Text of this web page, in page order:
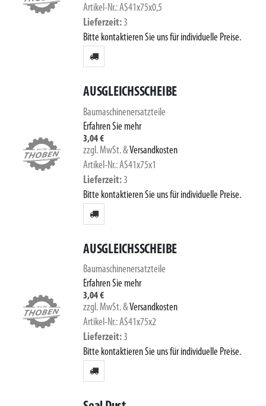
Artikel-Nr.: AS41x75x0,5
Lieferzeit 3
Bitte kontaktieren Sie uns für individuelle Preise.
AUSGLEICHSSCHEIBE
Baumaschinenersatzteile
Erfahren Sie mehr
3,04 €
zzgl. MwSt.&Versandkosten
Artikel-Nr.: AS41x75x1
Lieferzeit 3
Bitte kontaktieren Sie uns für individuelle Preise.
AUSGLEICHSSCHEIBE
Baumaschinenersatzteile
Erfahren Sie mehr
3,04 €
zzgl. MwSt.&Versandkosten
Artikel-Nr.: AS41x75x2
Lieferzeit 3
Bitte kontaktieren Sie uns für individuelle Preise.